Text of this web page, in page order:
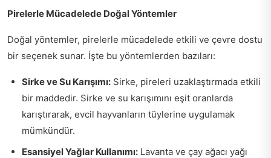
Pirelerle Mücadelede Doğal Yöntemler
Doğal yöntemler, pirelerle mücadelede etkili ve çevre dostu
bir seçenek sunar. İşte bu yöntemlerden bazıları:
Sirke ve Su Karışımı: Sirke, pireleri uzaklaştırmada etkili
bir maddedir. Sirke ve su karışımını eşit oranlarda
karıştırarak, evcil hayvanların tüylerine uygulamak
mümkündür.
Esansiyel Yağlar Kullanımı: Lavanta ve çay ağacı yağı